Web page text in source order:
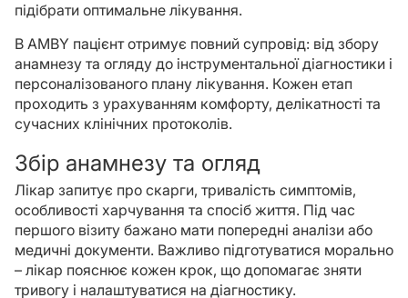
підібрати оптимальне лікування.
В AMBY пацієнт отримує повний супровід: від збору
анамнезу та огляду до інструментальної діагностики і
персоналізованого плану лікування. Кожен етап
проходить з урахуванням комфорту, делікатності та
сучасних клінічних протоколів.
Збір анамнезу та огляд
Лікар запитує про скарги, тривалість симптомів,
особливості харчування та спосіб життя. Під час
першого візиту бажано мати попередні аналізи або
медичні документи. Важливо підготуватися морально
– лікар пояснює кожен крок, що допомагає зняти
тривогу і налаштуватися на діагностику.